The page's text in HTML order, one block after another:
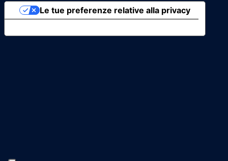
Le tue preferenze relative alla privacy